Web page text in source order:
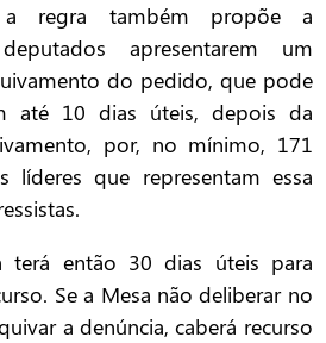
a regra também propõe a
apresentarem um
do pedido, que pode
até 10 dias úteis, depois da
por, no mínimo, 171
líderes que representam essa
terá então 30 dias úteis para
Se a Mesa não deliberar no
a denúncia, caberá recurso